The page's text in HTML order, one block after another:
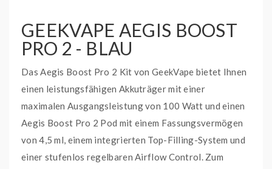
GEEKVAPE AEGIS BOOST
PRO 2 - BLAU
Das Aegis Boost Pro 2 Kit von GeekVape bietet Ihnen
einen leistungsfähigen Akkuträger mit einer
maximalen Ausgangsleistung von 100 Watt und einen
Aegis Boost Pro 2 Pod mit einem Fassungsvermögen
von 4,5 ml, einem integrierten Top-Filling-System und
einer stufenlos regelbaren Airflow Control. Zum